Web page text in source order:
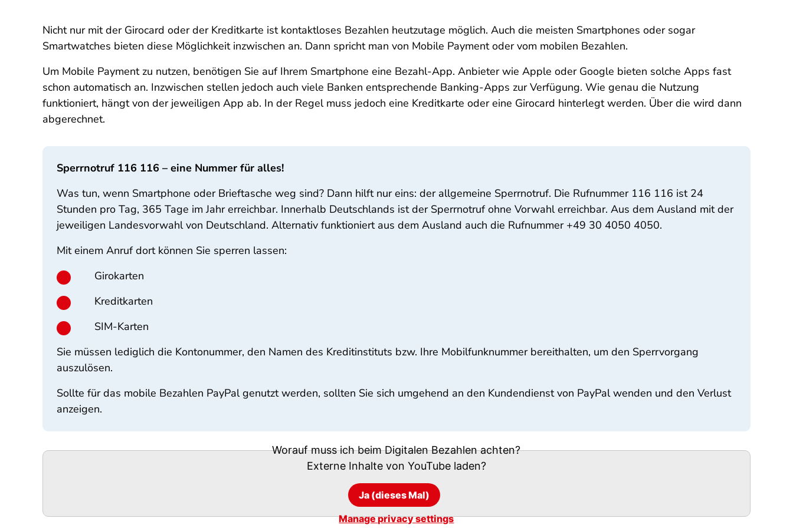
Nicht nur mit der Girocard oder der Kreditkarte ist kontaktloses Bezahlen heutzutage möglich. Auch die meisten Smartphones oder sogar
Smartwatches bieten diese Möglichkeit inzwischen an. Dann spricht man von Mobile Payment oder vom mobilen Bezahlen.
Um Mobile Payment zu nutzen, benötigen Sie auf Ihrem Smartphone eine Bezahl-App. Anbieter wie Apple oder Google bieten solche Apps fast
schon automatisch an. Inzwischen stellen jedoch auch viele Banken entsprechende Banking-Apps zur Verfügung. Wie genau die Nutzung
funktioniert, hängt von der jeweiligen App ab. In der Regel muss jedoch eine Kreditkarte oder eine Girocard hinterlegt werden. Über die wird dann
abgerechnet.
Sperrnotruf 116 116 – eine Nummer für alles!
Was tun, wenn Smartphone oder Brieftasche weg sind? Dann hilft nur eins: der allgemeine Sperrnotruf. Die Rufnummer 116 116 ist 24
Stunden pro Tag, 365 Tage im Jahr erreichbar. Innerhalb Deutschlands ist der Sperrnotruf ohne Vorwahl erreichbar. Aus dem Ausland mit der
jeweiligen Landesvorwahl von Deutschland. Alternativ funktioniert aus dem Ausland auch die Rufnummer +49 30 4050 4050.
Mit einem Anruf dort können Sie sperren lassen:
Girokarten
Kreditkarten
SIM-Karten
Sie müssen lediglich die Kontonummer, den Namen des Kreditinstituts bzw. Ihre Mobilfunknummer bereithalten, um den Sperrvorgang
auszulösen.
Sollte für das mobile Bezahlen PayPal genutzt werden, sollten Sie sich umgehend an den Kundendienst von PayPal wenden und den Verlust
anzeigen.
Worauf muss ich beim Digitalen Bezahlen achten?
Externe Inhalte von YouTubeladen?
Ja (dieses Mal)
Manage privacy settings